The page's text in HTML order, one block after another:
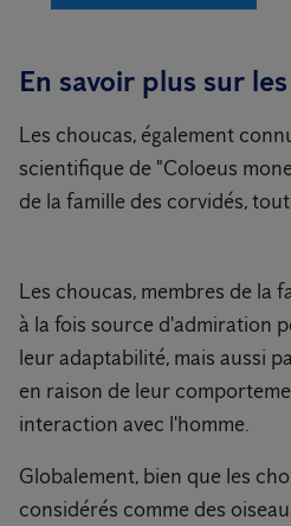
En savoir plus sur
Les choucas, également
scientifique de "Coloeus
de la famille des corvidés,
Les choucas, membres de la
à la fois source d'admiration
leur adaptabilité, mais aussi
en raison de leur
interaction avec l'homme.
Globalement, bien que les
considérés comme des